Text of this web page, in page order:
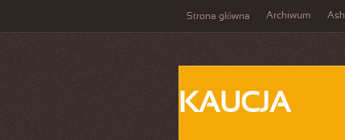
Strona główna Archiwum Ash
KAUCJA